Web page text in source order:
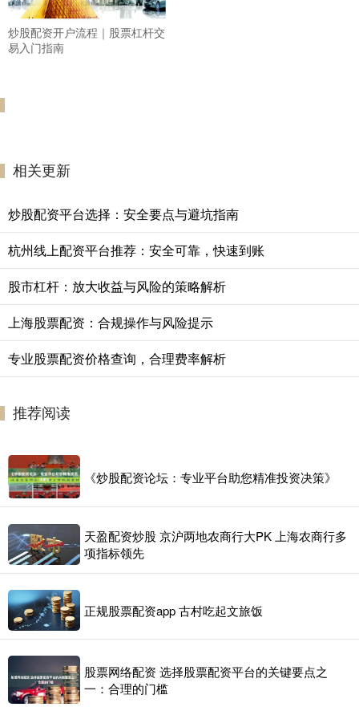
炒股配资开户流程｜股票杠杆交
易入门指南
相关更新
炒股配资平台选择：安全要点与避坑指南
杭州线上配资平台推荐：安全可靠，快速到账
股市杠杆：放大收益与风险的策略解析
上海股票配资：合规操作与风险提示
专业股票配资价格查询，合理费率解析
推荐阅读
《炒股配资论坛：专业平台助您精准投资决策》
天盈配资炒股 京沪两地农商行大PK 上海农商行多
项指标领先
正规股票配资app 古村吃起文旅饭
股票网络配资 选择股票配资平台的关键要点之
一：合理的门槛